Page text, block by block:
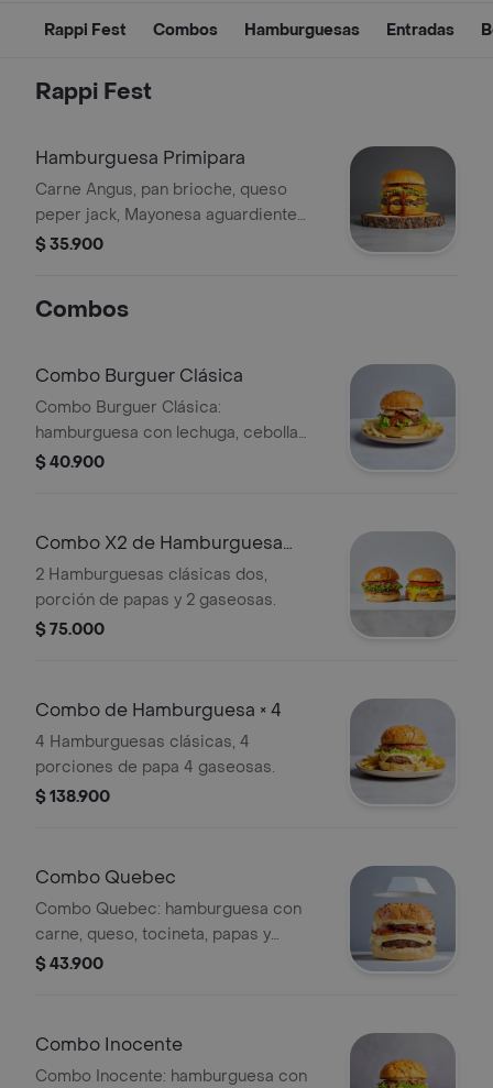
Rappi Fest Combos Hamburguesas Entradas
Rappi Fest
Hamburguesa Primipara
Carne Angus, pan brioche, queso
peper jack, Mayonesa aguardiente
amarillo y café, aros de cebolla
$ 35.900
Combos
Combo Burguer Clásica
Combo Burguer Clásica:
hamburguesa con lechuga, cebolla
caramelizada, papas fritas y gaseosa.
$ 40.900
Combo X2 de Hamburguesa
Clasica
2 Hamburguesas clásicas dos,
porción de papas y 2 gaseosas.
$ 75.000
Combo de Hamburguesa × 4
4 Hamburguesas clásicas, 4
porciones de papa 4 gaseosas.
$ 138.900
Combo Quebec
Combo Quebec: hamburguesa con
carne, queso, tocineta, papas y
gaseosa.
$ 43.900
Combo Inocente
Combo Inocente: hamburguesa con